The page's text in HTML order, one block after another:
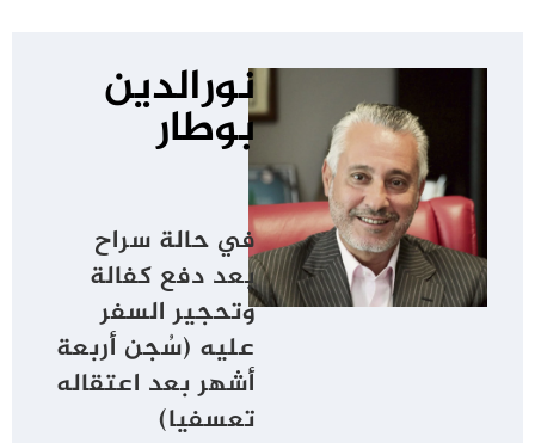
نورالدين
بوطار
في حالة سراح
بعد دفع كفالة
وتحجير السفر
عليه (سُجن أربعة
أشهر بعد اعتقاله
تعسفيا)